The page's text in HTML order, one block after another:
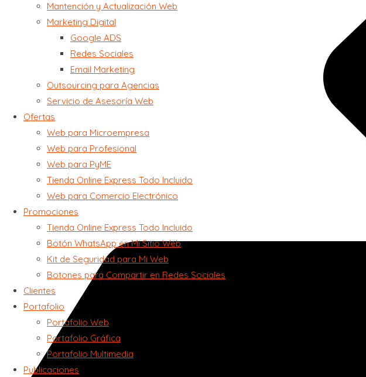
Mantención y Actualización Web
Marketing Digital
Google ADS
Redes Sociales
Email Marketing
Outsourcing para Agencias
Servicio de Asesoría Web
Ofertas
Web para Microempresa
Web para Profesional
Web para PyME
Tienda Online Express Todo Incluido
Web para Comercio Electrónico
Promociones
Tienda Online Express Todo Incluido
Botón WhatsApp en Mi Sitio Web
Kit de Seguridad para Mi Web
Botones para Compartir en Redes Sociales
Clientes
Portafolio
Portafolio Web
Portafolio Gráfica
Portafolio Multimedia
Publicaciones